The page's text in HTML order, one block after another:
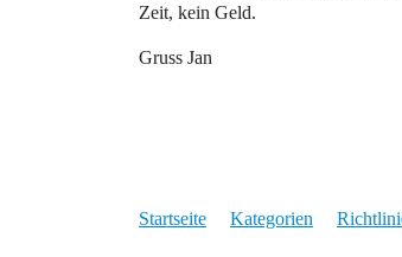
Zeit, kein Geld.
Gruss Jan
Startseite Kategorien